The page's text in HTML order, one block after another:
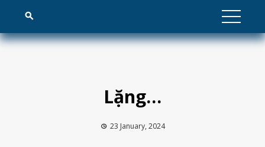
Skip
Lặng…
23 January, 2024